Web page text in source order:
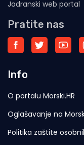
Jadranski web portal
Pratite nas
Info
O portalu Morski.HR
Oglašavanje na
Politika zaštite